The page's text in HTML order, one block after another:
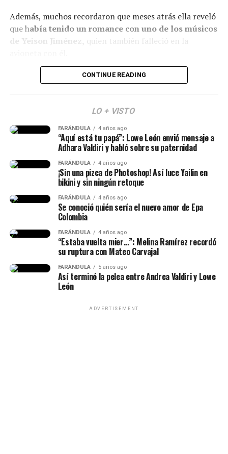
perfilamiento?”, “Se dañó el rostro”, comentaron.
Finalmente, otro grupo de personas señaló que veían
debido al tiempo que ha pasado.
(Recuerda dar clic en la imagen)
Epa Colombia y su abogada (Imagen
tomada de IG Rechismes)
Además, muchos recordaron que meses atrás ella reveló
que había tenido un romance con uno de los músicos
de Yeison Jiménez, quien también falleció en la
Lee también: ¿Escro estaría “utilizando” a Aida
reacciones y se avivaron luego de que Calderón contara,
en una dinámica de preguntas y respuestas en sus
historias de Instagram, q
desde hace siete años.
“Lo conocí hace siete años, ha
sido la historia de amor más
impactante de la historia y, a
pesar de muchos bajos y altos,
siempre estuvo para mí”, había
dicho.
(Recuerda dar clic en la imagen)
CONTINUE READING
LO + VISTO
FARÁNDULA 4 años ago
“Aquí está tu papá”: Lowe León envió mensaje a
Adhara Valdiri y habló sobre su paternidad
FARÁNDULA 4 años ago
¡Sin una pizca de Photoshop! Así luce Yailin en
bikini y sin ningún retoque
FARÁNDULA 4 años ago
Se conoció quién sería el nuevo amor de Epa
Colombia
FARÁNDULA 4 años ago
“Estaba vuelta mier…”: Melina Ramírez recordó
su ruptura con Mateo Carvajal
FARÁNDULA 5 años ago
Así terminó la pelea entre Andrea Valdiri y Lowe
León
ADVERTISEMENT